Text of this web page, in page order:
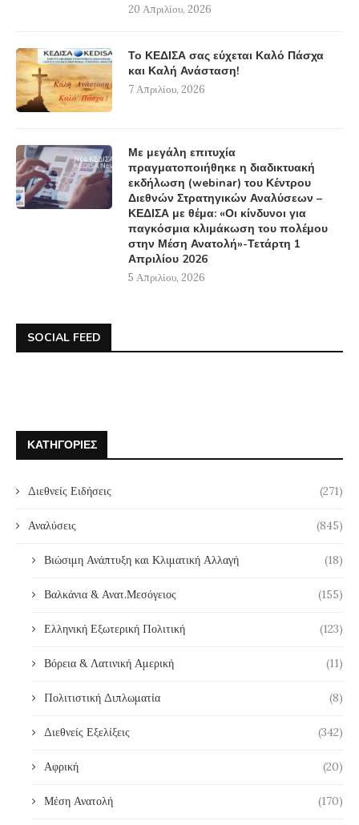
20 Απριλίου, 2026
Το ΚΕΔΙΣΑ σας εύχεται Καλό Πάσχα
και Καλή Ανάσταση!
7 Απριλίου, 2026
Με μεγάλη επιτυχία
πραγματοποιήθηκε η διαδικτυακή
εκδήλωση (webinar) του Κέντρου
Διεθνών Στρατηγικών Αναλύσεων –
ΚΕΔΙΣΑ με θέμα: «Οι κίνδυνοι για
παγκόσμια κλιμάκωση του πολέμου
στην Μέση Ανατολή»-Τετάρτη 1
Απριλίου 2026
5 Απριλίου, 2026
SOCIAL FEED
ΚΑΤΗΓΟΡΊΕΣ
Διεθνείς Ειδήσεις (271)
Αναλύσεις (845)
Βιώσιμη Ανάπτυξη και Κλιματική Αλλαγή (18)
Βαλκάνια & Ανατ.Μεσόγειος (155)
Ελληνική Εξωτερική Πολιτική (123)
Βόρεια & Λατινική Αμερική (11)
Πολιτιστική Διπλωματία (8)
Διεθνείς Εξελίξεις (342)
Αφρική (20)
Μέση Ανατολή (170)